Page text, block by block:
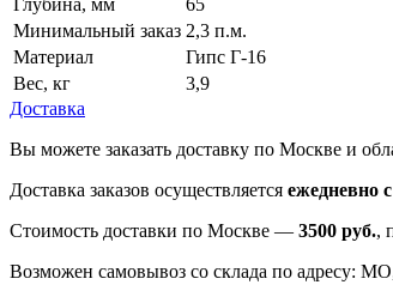
Глубина, мм
65
Минимальный заказ 2,3 п.м.
Материал
Гипс Г-16
Вес, кг
3,9
Доставка
Вы можете заказать доставку по Москве и
Доставка заказов осуществляется ежедневно
Стоимость доставки по Москве — 3500 руб.,
Возможен самовывоз со склада по адресу: